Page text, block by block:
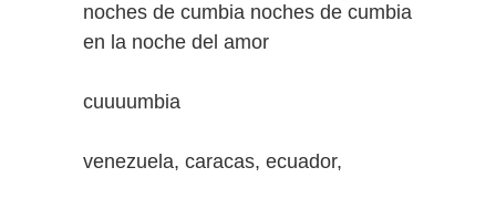
noches de cumbia noches de cumbia
en la noche del amor
cuuuumbia
venezuela, caracas, ecuador,